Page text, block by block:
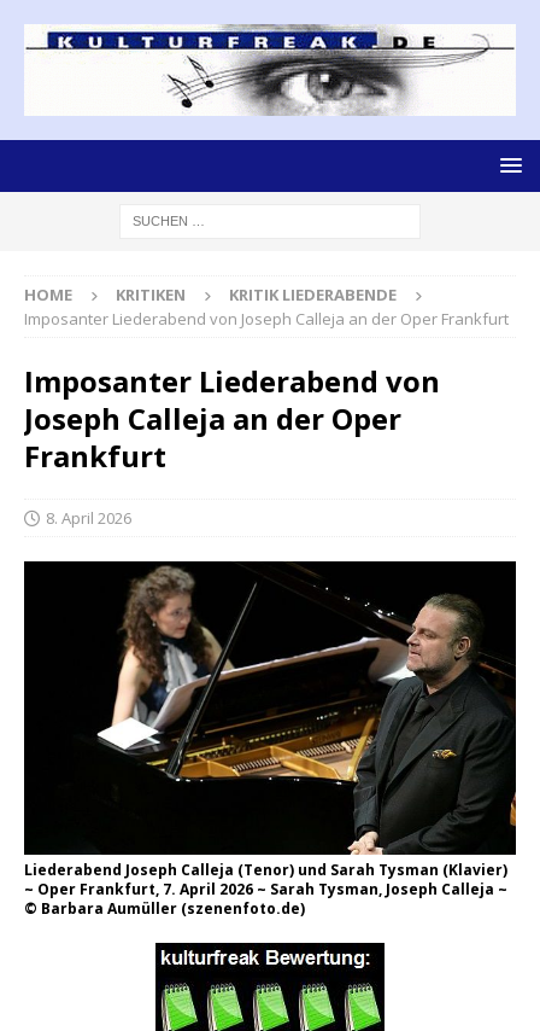
HOME KRITIKEN
KRITIK LIEDERABENDE
Imposanter Liederabend von Joseph Calleja an der Oper Frankfurt
Imposanter Liederabend von
Joseph Calleja an der Oper
Frankfurt
8. April 2026
Liederabend Joseph Calleja (Tenor) und Sarah Tysman (Klavier)
~ Oper Frankfurt, 7. April 2026 ~ Sarah Tysman, Joseph Calleja ~
© Barbara Aumüller (szenenfoto.de)